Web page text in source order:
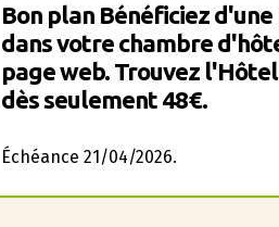
Bon plan Bénéficiez
dans votre chambre
page web. Trouvez
dès seulement 48€.
Échéance 21/04/2026.